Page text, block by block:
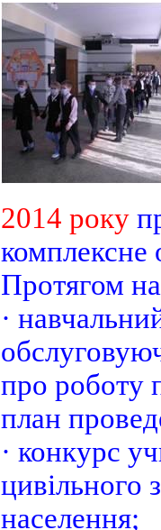
2014 року
комплексне
Протягом
·
про роботу
план
· конкурс
цивільного
населення;